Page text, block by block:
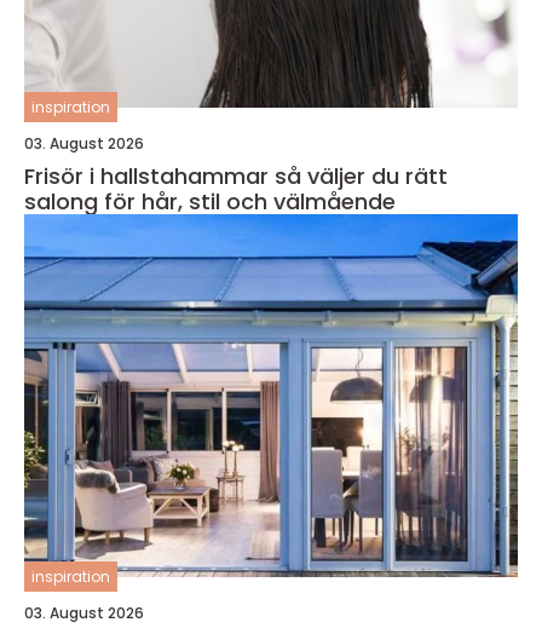
inspiration
03. August 2026
Frisör i hallstahammar så väljer du rätt
salong för hår, stil och välmående
inspiration
03. August 2026